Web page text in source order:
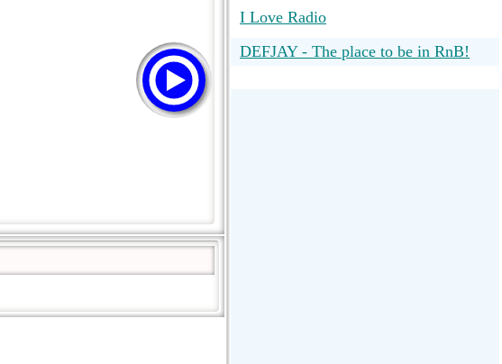
I Love Radio
DEFJAY - The place to be in RnB!